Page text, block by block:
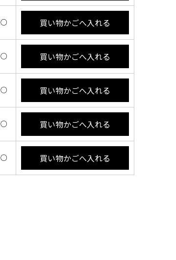
○ 買い物かごへ入れる
○ 買い物かごへ入れる
○ 買い物かごへ入れる
○ 買い物かごへ入れる
○ 買い物かごへ入れる